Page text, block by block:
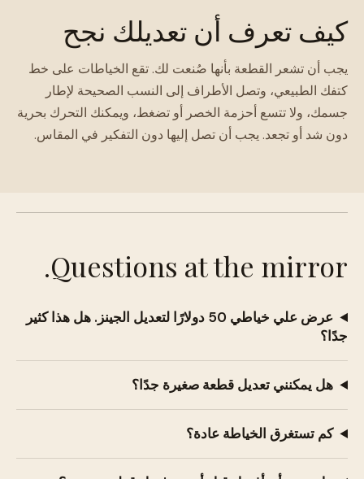
كيف تعرف أن تعديلك نجح
يجب أن تشعر القطعة بأنها صُنعت لك. تقع الخياطات على خط
كتفك الطبيعي، وتصل الأطراف إلى النسب الصحيحة لإطار
جسمك، ولا تتسع أحزمة الخصر أو تضغط، ويمكنك التحرك بحرية
دون شد أو تجعد. يجب أن تصل إليها دون التفكير في المقاس.
Questions at the mirror.
عرض علي خياطي 50 دولارًا لتعديل الجينز. هل هذا كثير
جدًا؟
هل يمكنني تعديل قطعة صغيرة جدًا؟
كم تستغرق الخياطة عادة؟